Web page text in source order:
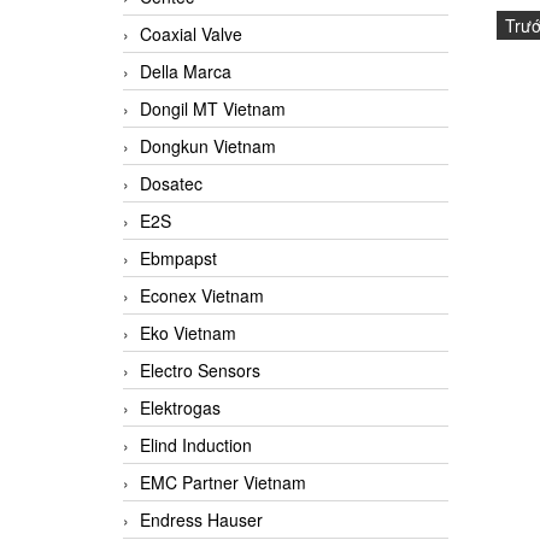
Coaxial Valve
Della Marca
Dongil MT Vietnam
Dongkun Vietnam
Dosatec
E2S
Ebmpapst
Econex Vietnam
Eko Vietnam
Electro Sensors
Elektrogas
Elind Induction
EMC Partner Vietnam
Endress Hauser